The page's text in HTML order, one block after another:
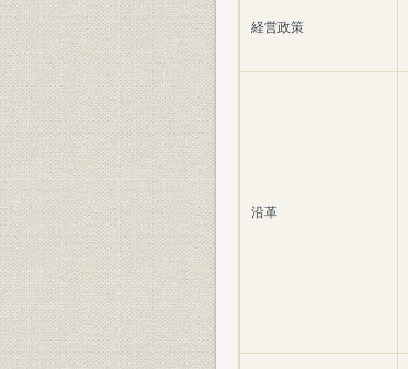
経営政策
沿革